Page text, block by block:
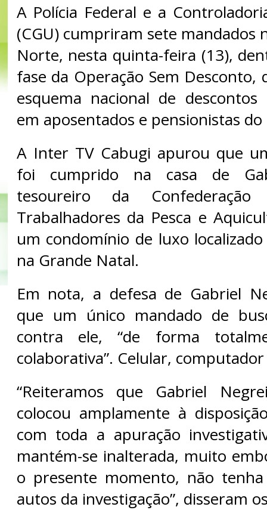
A Polícia Federal e a
(CGU) cumpriram sete mandados
Norte, nesta quinta-feira (13),
fase da Operação Sem Desconto,
esquema nacional de
em aposentados e pensionistas do
A Inter TV Cabugi apurou que
foi cumprido na casa de
tesoureiro da
Trabalhadores da Pesca e
um condomínio de luxo
na Grande Natal.
Em nota, a defesa de Gabriel
que um único mandado de
contra ele, “de forma
colaborativa”. Celular,
“Reiteramos que Gabriel
colocou amplamente à
com toda a apuração
mantém-se inalterada, muito
o presente momento, não
autos da investigação”, disseram